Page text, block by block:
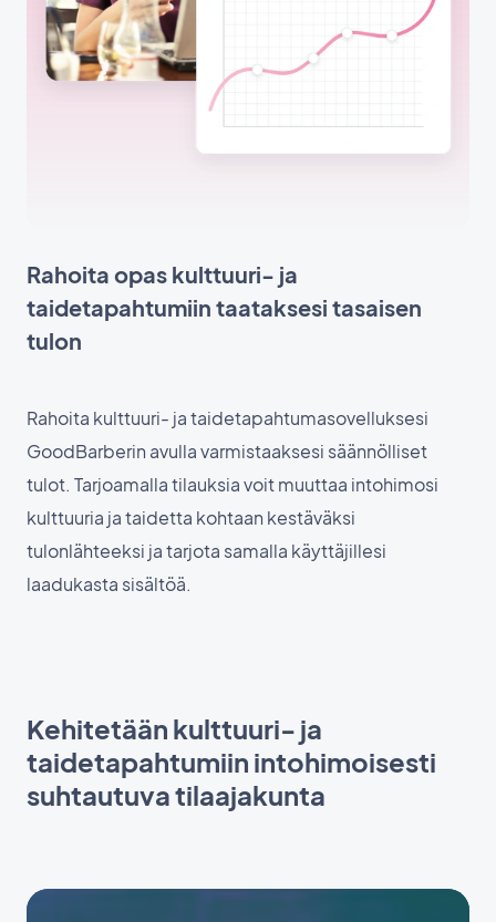
Rahoita opas kulttuuri- ja
taidetapahtumiin taataksesi tasaisen
tulon
Rahoita kulttuuri- ja taidetapahtumasovelluksesi
GoodBarberin avulla varmistaaksesi säännölliset
tulot. Tarjoamalla tilauksia voit muuttaa intohimosi
kulttuuria ja taidetta kohtaan kestäväksi
tulonlähteeksi ja tarjota samalla käyttäjillesi
laadukasta sisältöä.
Kehitetään kulttuuri- ja
taidetapahtumiin intohimoisesti
suhtautuva tilaajakunta